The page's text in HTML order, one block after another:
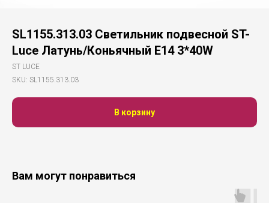
SL1155.313.03 Светильник подвесной ST-
Luce Латунь/Коньячный E14 3*40W
ST LUCE
SKU: SL1155.313.03
В корзину
Вам могут понравиться